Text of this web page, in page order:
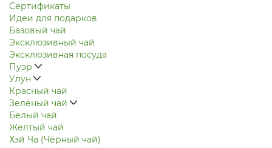
Сертификаты
Идеи для подарков
Базовый чай
Эксклюзивный чай
Эксклюзивная посуда
Пуэр
Улун
Красный чай
Зелёный чай
Белый чай
Жёлтый чай
Хэй Ча (Чёрный чай)